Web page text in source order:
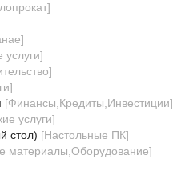
]
]
]
]
]
[Финансы,Кредиты,Инвестиции]
услуги]
стол) [Настольные ПК]
материалы,Оборудование]